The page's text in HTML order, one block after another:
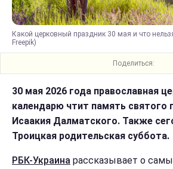
Какой церковный праздник 30 мая и что
Freepik)
Поделиться:
30 мая 2026 года православная
календарю чтит память святого
Исаакия Далматского. Также
Троицкая родительская суббота.
РБК-Украина рассказывает о